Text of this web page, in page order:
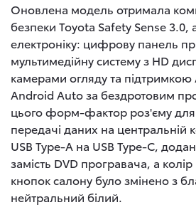
Оновлена модель отримала
безпеки Toyota Safety Sense 3.0,
електроніку: цифрову панель
мультимедійну систему з HD
камерами огляду та
Android Auto за бездротовим
цього форм-фактор роз'єму
передачі даних на центральній
USB Type-A на USB Type-C,
замість DVD програвача, а колір
кнопок салону було змінено з
нейтральний білий.